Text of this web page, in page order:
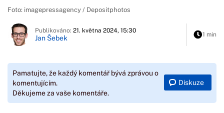
Foto: imagepressagency / Depositphotos
Publikováno: 21. května 2024, 15:30
Jan Šebek 1 min
Pamatujte, že každý komentář bývá zprávou o
komentujícím.
Děkujeme za vaše komentáře.
Diskuze